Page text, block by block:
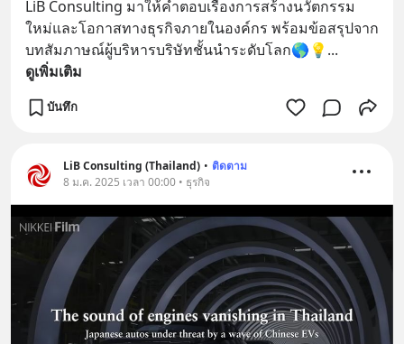
LiB Consulting มาให้คำตอบเรื่องการสร้างนวัตกรรม
ใหม่และโอกาสทางธุรกิจภายในองค์กร พร้อมข้อสรุปจาก
บทสัมภาษณ์ผู้บริหารบริษัทชั้นนำระดับโลก🌎💡 ...
ดูเพิ่มเติม
บันทึก
LiB Consulting (Thailand) • ติดตาม
8 ม.ค. 2025 เวลา 00:00 • ธุรกิจ